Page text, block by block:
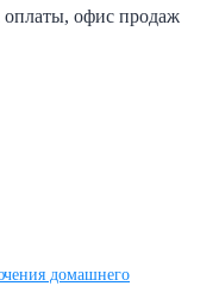
офис продаж
домашнего